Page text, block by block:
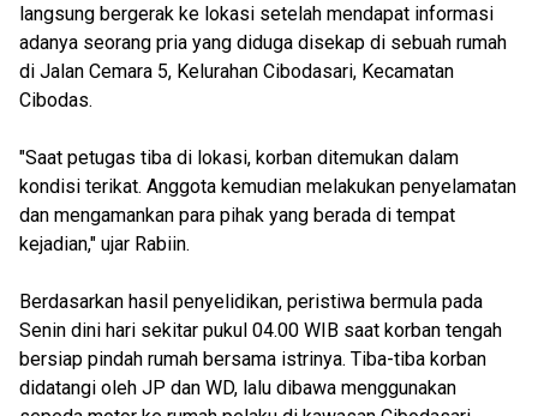
langsung bergerak ke lokasi setelah mendapat informasi
adanya seorang pria yang diduga disekap di sebuah rumah
di Jalan Cemara 5, Kelurahan Cibodasari, Kecamatan
Cibodas.
"Saat petugas tiba di lokasi, korban ditemukan dalam
kondisi terikat. Anggota kemudian melakukan penyelamatan
dan mengamankan para pihak yang berada di tempat
kejadian," ujar Rabiin.
Berdasarkan hasil penyelidikan, peristiwa bermula pada
Senin dini hari sekitar pukul 04.00 WIB saat korban tengah
bersiap pindah rumah bersama istrinya. Tiba-tiba korban
didatangi oleh JP dan WD, lalu dibawa menggunakan